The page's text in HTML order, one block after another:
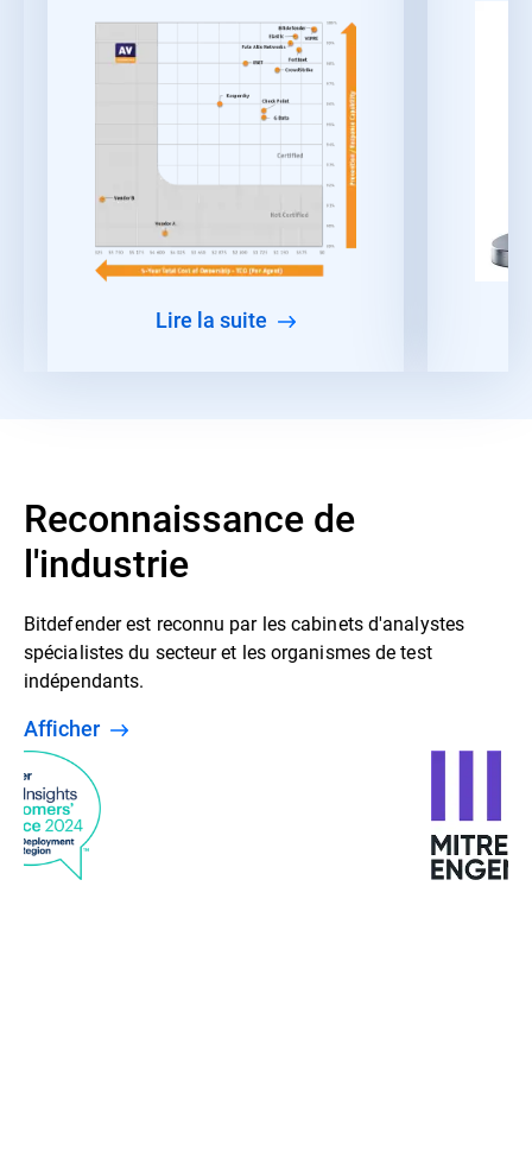
lire la suite
Reconnaissance de
l'industrie
Bitdefender est reconnu par les cabinets d'analystes
spécialistes du secteur et les organismes de test
indépendants.
Afficher